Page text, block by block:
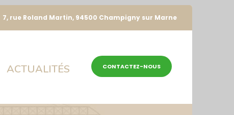
7, rue Roland Martin, 94500 Champigny sur Marne
ACTUALITÉS CONTACTEZ-NOUS